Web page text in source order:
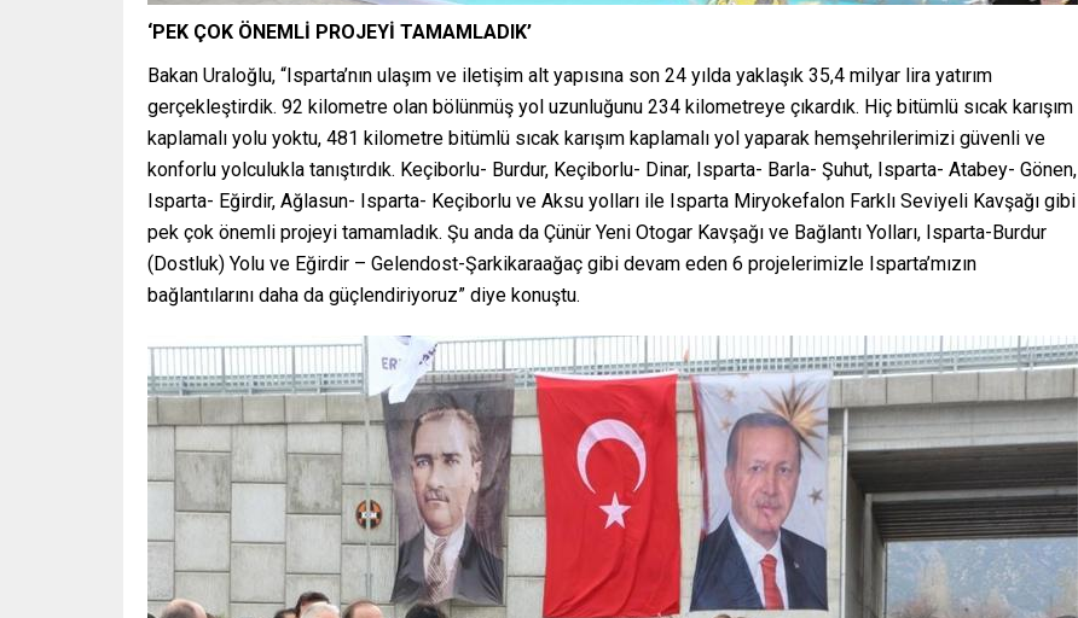
‘PEK ÇOK ÖNEMLİ PROJEYİ TAMAMLADIK’
Bakan Uraloğlu, “Isparta’nın ulaşım ve iletişim alt yapısına son 24 yılda yaklaşık 35,4 milyar lira yatırım
gerçekleştirdik. 92 kilometre olan bölünmüş yol uzunluğunu 234 kilometreye çıkardık. Hiç bitümlü sıcak karışım
kaplamalı yolu yoktu, 481 kilometre bitümlü sıcak karışım kaplamalı yol yaparak hemşehrilerimizi güvenli ve
konforlu yolculukla tanıştırdık. Keçiborlu- Burdur, Keçiborlu- Dinar, Isparta- Barla- Şuhut, Isparta- Atabey- Gönen,
Isparta- Eğirdir, Ağlasun- Isparta- Keçiborlu ve Aksu yolları ile Isparta Miryokefalon Farklı Seviyeli Kavşağı gibi
pek çok önemli projeyi tamamladık. Şu anda da Çünür Yeni Otogar Kavşağı ve Bağlantı Yolları, Isparta-Burdur
(Dostluk) Yolu ve Eğirdir – Gelendost-Şarkikaraağaç gibi devam eden 6 projelerimizle Isparta’mızın
bağlantılarını daha da güçlendiriyoruz” diye konuştu.